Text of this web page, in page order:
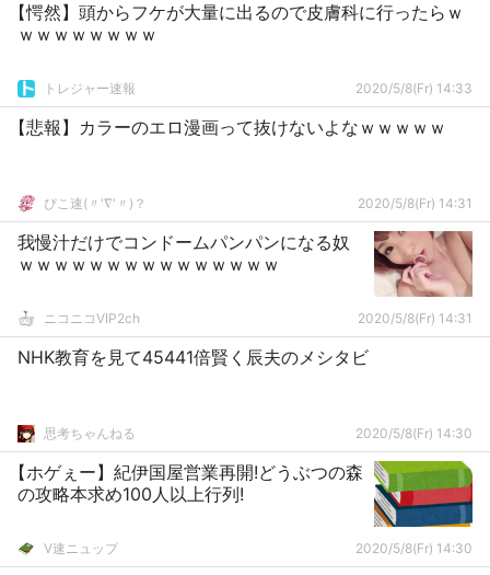
【愕然】頭からフケが大量に出るので皮膚科に行ったらｗ
ｗｗｗｗｗｗｗｗ
トレジャー速報 2020/5/8(Fr) 14:33
【悲報】カラーのエロ漫画って抜けないよなｗｗｗｗｗ
ぴこ速(〃'∇'〃)？ 2020/5/8(Fr) 14:31
我慢汁だけでコンドームパンパンになる奴
ｗｗｗｗｗｗｗｗｗｗｗｗｗｗｗ
ニコニコVIP2ch 2020/5/8(Fr) 14:31
NHK教育を見て45441倍賢く辰夫のメシタビ
思考ちゃんねる 2020/5/8(Fr) 14:30
【ホゲぇー】紀伊国屋営業再開!どうぶつの森
の攻略本求め100人以上行列!
V速ニュップ 2020/5/8(Fr) 14:30